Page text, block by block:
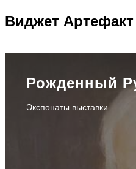
Виджет Артефакт
Рожденный
Экспонаты выставки